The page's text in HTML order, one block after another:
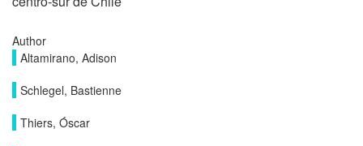
Author
Altamirano, Adison
Schlegel, Bastienne
Thiers, Óscar